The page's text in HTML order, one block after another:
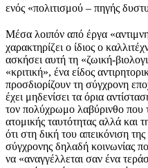
ενός «πολιτισμού – πηγής
Μέσα λοιπόν από έργα
χαρακτηρίζει ο ίδιος ο
ασκήσει αυτή τη «ζωική-
«κριτική», ένα είδος
προσδιορίζουν τη σύγχρονη
έχει μηδενίσει τα όρια
τον πολύχρωμο λαβύρινθο που
ατομικής ταυτότητας αλλά και
ότι στη δική του απεικόνιση
σύγχρονης δηλαδή κοινωνίας
να «αναγγέλλεται σαν ένα